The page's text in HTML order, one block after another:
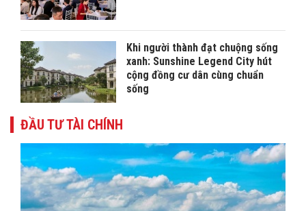
Khi người thành đạt chuộng sống
xanh: Sunshine Legend City hút
cộng đồng cư dân cùng chuẩn
sống
ĐẦU TƯ TÀI CHÍNH